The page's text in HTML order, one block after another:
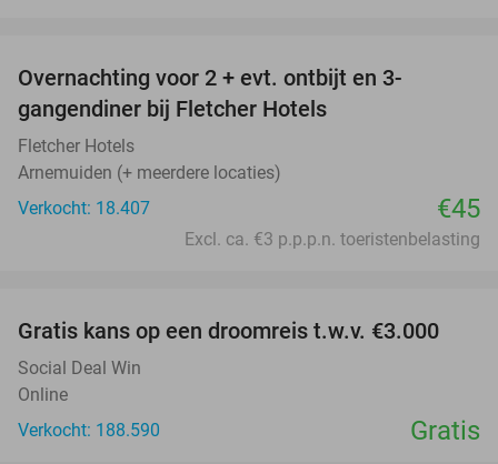
Overnachting voor 2 + evt. ontbijt en 3-
gangendiner bij Fletcher Hotels
Fletcher Hotels
Arnemuiden (+ meerdere locaties)
Verkocht: 18.407
€45
Excl. ca. €3 p.p.p.n. toeristenbelasting
Gratis kans op een droomreis t.w.v. €3.000
Social Deal Win
Online
Verkocht: 188.590
Gratis